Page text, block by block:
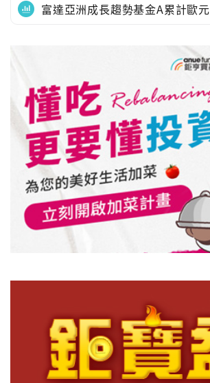
富達亞洲成長趨勢基金A累計歐元